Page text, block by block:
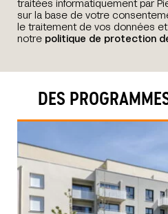
traitées informatiquement par
sur la base de votre
le traitement de vos données
notre politique de protection
DES